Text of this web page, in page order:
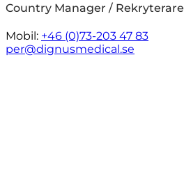
Country Manager / Rekryterare
Mobil: +46 (0)73-203 47 83
per@dignusmedical.se